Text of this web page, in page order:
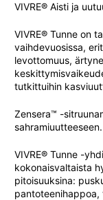
VIVRE® Aisti ja
VIVRE® Tunne on
vaihdevuosissa,
levottomuus,
tutkittuihin
Zensera™ -
sahramiuutteeseen.
VIVRE® Tunne -
kokonaisvaltaista
pitoisuuksina: